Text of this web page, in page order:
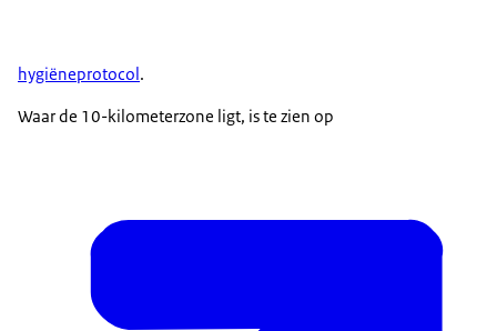
hygiëneprotocol .
Waar de 10-kilometerzone ligt, is te zien op